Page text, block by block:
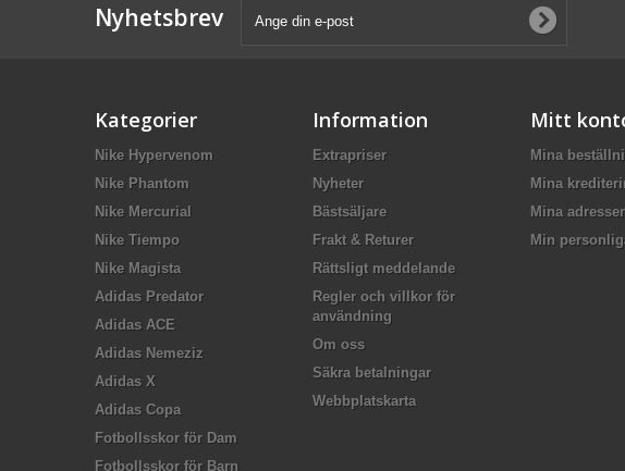
Nyhetsbrev
Kategorier
Nike Hypervenom
Nike Phantom
Nike Mercurial
Nike Tiempo
Nike Magista
Adidas Predator
Adidas ACE
Adidas Nemeziz
Adidas X
Adidas Copa
Fotbollsskor för Dam
Fotbollsskor för Barn
Information
Extrapriser
Nyheter
Bästsäljare
Frakt & Returer
Rättsligt meddelande
Regler och villkor för
användning
Om oss
Säkra betalningar
Webbplatskarta
Mitt
Mina
Mina
Mina adresser
Min